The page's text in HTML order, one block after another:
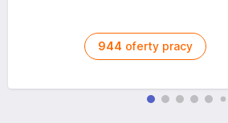
944 oferty pracy